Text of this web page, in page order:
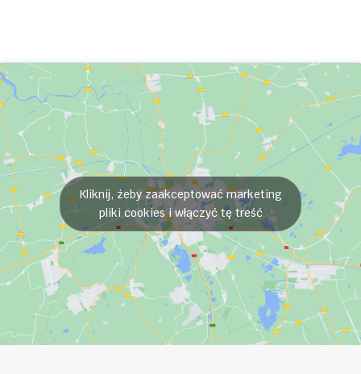
Kliknij, żeby zaakceptować marketing
pliki cookies i włączyć tę treść